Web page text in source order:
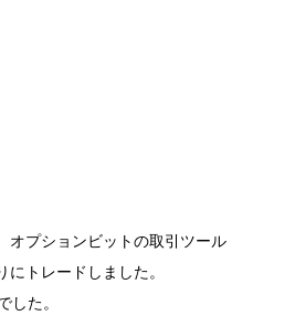
オプションビットの取引ツール
トレードしました。
した。